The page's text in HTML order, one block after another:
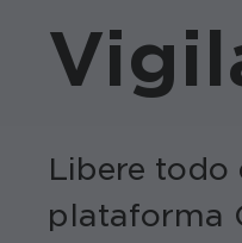
Libere todo
plataforma